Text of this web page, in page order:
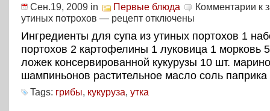
Сен.19, 2009 in Первые блюда Комментарии к
утиных потрохов — рецепт отключены
Ингредиенты для супа из утиных портохов 1
портохов 2 картофелины 1 луковица 1 морковь
ложек консервированной кукурузы 10 шт.
шампиньонов растительное масло соль паприка
Tags: грибы, кукуруза, утка